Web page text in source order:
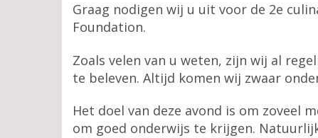
Graag nodigen wij u uit voor de 2e
Foundation.
Zoals velen van u weten, zijn wij al
te beleven. Altijd komen wij zwaar
Het doel van deze avond is om zoveel
om goed onderwijs te krijgen.